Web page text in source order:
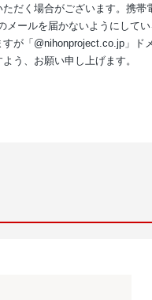
だく場合がございます。携帯
メールを届かないようにして
が「@nihonproject.co.jp」ド
う、お願い申し上げます。